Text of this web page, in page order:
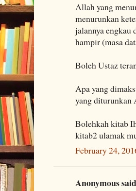
Allah yang
menurunkan
jalannya engkau
hampir (masa
Boleh Ustaz
Apa yang
yang diturunkan
Bolehkah kitab
kitab2 ulamak
February 24,
Anonymous